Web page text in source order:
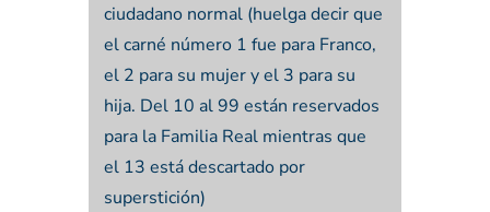
ciudadano normal (huelga decir que
el carné número 1 fue para Franco,
el 2 para su mujer y el 3 para su
hija. Del 10 al 99 están reservados
para la Familia Real mientras que
el 13 está descartado por
superstición)